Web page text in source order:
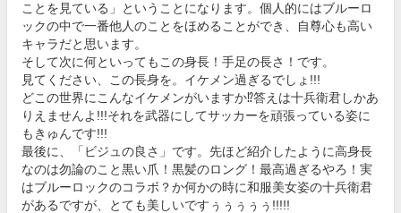
ことを見ている」ということになります。個人的にはブルーロ
ックの中で一番他人のことをほめることができ、自尊心も高い
キャラだと思います。
そして次に何といってもこの身長！手足の長さ！です。
見てください、この長身を。イケメン過ぎるでしょ!!!
どこの世界にこんなイケメンがいますか⁉答えは十兵衛君しかあ
りえませんよ!!!それを武器にしてサッカーを頑張っている姿に
もきゅんです!!!
最後に、「ビジュの良さ」です。先ほど紹介したように高身長
なのは勿論のこと黒い爪！黒髪のロング！最高過ぎるやろ！実
はブルーロックのコラボ？か何かの時に和服美女姿の十兵衛君
があるですが、とても美しいですぅぅぅぅぅ!!!!!